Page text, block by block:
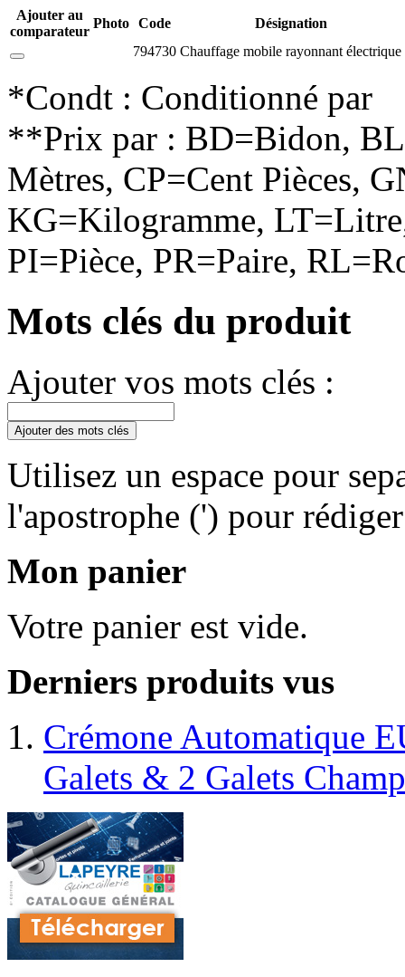
Ajouter au
comparateur
Photo Code
Désignation
794730 Chauffage mobile rayonnant électrique
*Condt : Conditionné par
**Prix par : BD=Bidon,
Mètres, CP=Cent Pièces,
KG=Kilogramme,
PI=Pièce, PR=Paire,
Mots clés du produit
Ajouter vos mots clés :
Ajouter des mots clés
Utilisez un espace pour
l'apostrophe (') pour
Mon panier
Votre panier est vide.
Derniers produits vus
Crémone Automatique
Galets & 2 Galets